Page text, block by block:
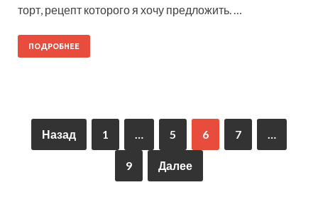
торт, рецепт которого я хочу предложить. …
ПОДРОБНЕЕ
Назад 1 5 6 7
9 Далее